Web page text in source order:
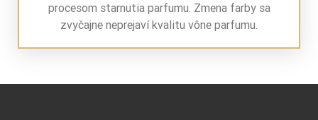
procesom starnutia parfumu. Zmena farby sa
zvyčajne neprejaví kvalitu vône parfumu.